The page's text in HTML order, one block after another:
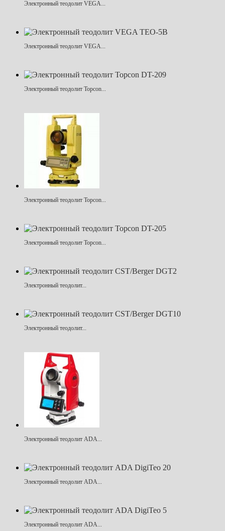
Электронный теодолит VEGA...
Электронный теодолит VEGA...
Электронный теодолит Topcon...
Электронный теодолит Topcon...
Электронный теодолит Topcon...
Электронный теодолит...
Электронный теодолит...
Электронный теодолит ADA...
Электронный теодолит ADA...
Электронный теодолит ADA...